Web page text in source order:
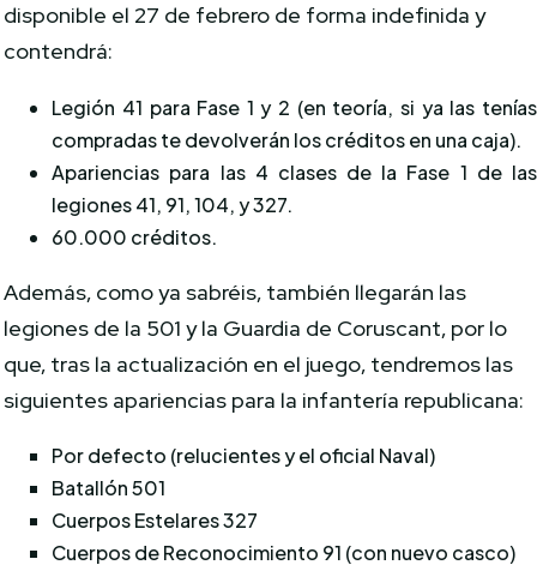
disponible el 27 de febrero de forma indefinida y
contendrá:
Legión 41 para Fase 1 y 2 (en teoría, si ya las tenías
compradas te devolverán los créditos en una caja).
Apariencias para las 4 clases de la Fase 1 de las
legiones 41, 91, 104, y 327.
60.000 créditos.
Además, como ya sabréis, también llegarán las
legiones de la 501 y la Guardia de Coruscant, por lo
que, tras la actualización en el juego, tendremos las
siguientes apariencias para la infantería republicana:
Por defecto (relucientes y el oficial Naval)
Batallón 501
Cuerpos Estelares 327
Cuerpos de Reconocimiento 91 (con nuevo casco)